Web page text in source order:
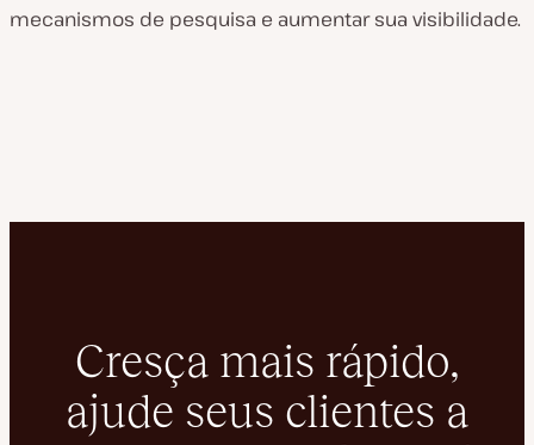
mecanismos de pesquisa e aumentar sua visibilidade.
Cresça mais rápido,
ajude seus clientes a